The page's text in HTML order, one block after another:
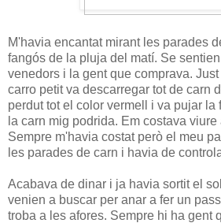
M'havia encantat mirant les parades
fangós de la pluja del matí. Se
venedors i la gent que comprava.
carro petit va descarregar tot de carn
perdut tot el color vermell i va pujar la
la carn mig podrida. Em costava
Sempre m'havia costat però el meu
les parades de carn i havia de
Acabava de dinar i ja havia sortit el
venien a buscar per anar a fer un
troba a les afores. Sempre hi ha gent